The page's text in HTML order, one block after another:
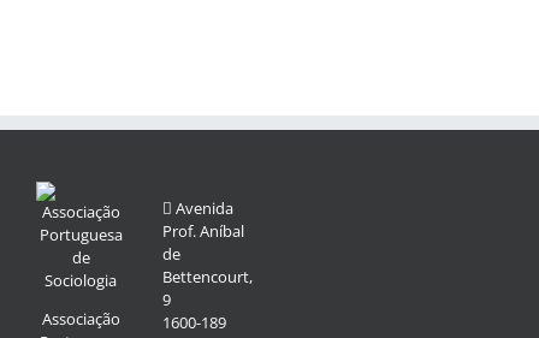
Associação
Avenida
Prof. Aníbal
de
Bettencourt,
9
1600-189